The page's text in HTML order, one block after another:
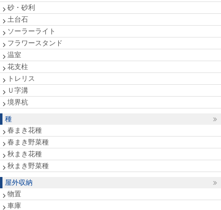
砂・砂利
土台石
ソーラーライト
フラワースタンド
温室
花支柱
トレリス
Ｕ字溝
境界杭
種
春まき花種
春まき野菜種
秋まき花種
秋まき野菜種
屋外収納
物置
車庫